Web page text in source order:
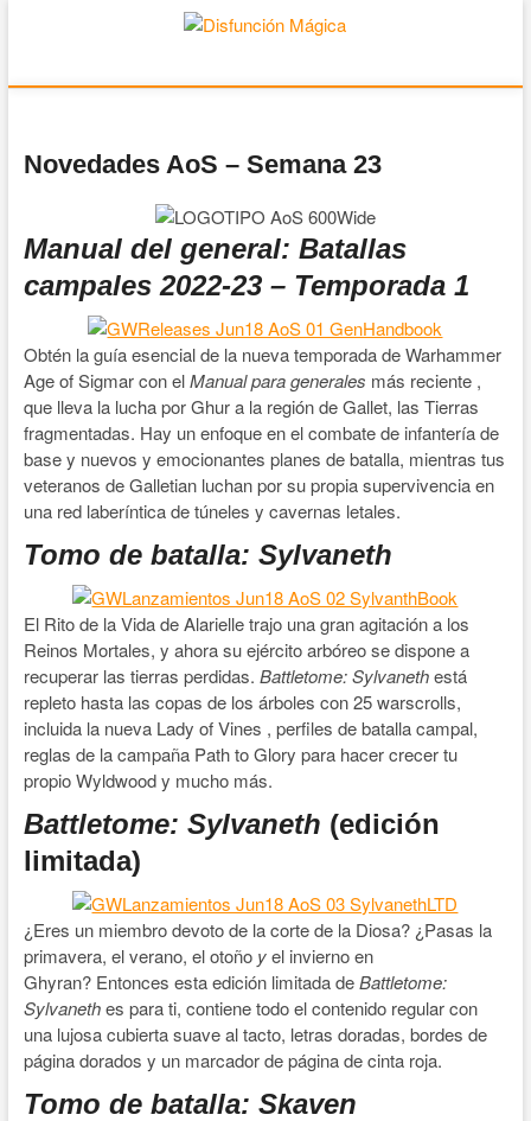
Disfunción Mágica
Novedades AoS – Semana 23
Manual del general: Batallas
campales 2022-23 – Temporada 1
Obtén la guía esencial de la nueva temporada de Warhammer
Age of Sigmar con elManual para generales más reciente ,
que lleva la lucha por Ghur a la región de Gallet, las Tierras
fragmentadas. Hay un enfoque en el combate de infantería de
base y nuevos y emocionantes planes de batalla, mientras tus
veteranos de Galletian luchan por su propia supervivencia en
una red laberíntica de túneles y cavernas letales.
Tomo de batalla: Sylvaneth
El Rito de la Vida de Alarielle trajo una gran agitación a los
Reinos Mortales, y ahora su ejército arbóreo se dispone a
recuperar las tierras perdidas. Battletome: Sylvanethestá
repleto hasta las copas de los árboles con 25 warscrolls,
incluida la nueva Lady of Vines , perfiles de batalla campal,
reglas de la campaña Path to Glory para hacer crecer tu
propio Wyldwood y mucho más.
Battletome: Sylvaneth (edición
limitada)
¿Eres un miembro devoto de la corte de la Diosa? ¿Pasas la
primavera, el verano, el otoño yel invierno en
Ghyran? Entonces esta edición limitada deBattletome:
Sylvanethes para ti, contiene todo el contenido regular con
una lujosa cubierta suave al tacto, letras doradas, bordes de
página dorados y un marcador de página de cinta roja.
Tomo de batalla: Skaven